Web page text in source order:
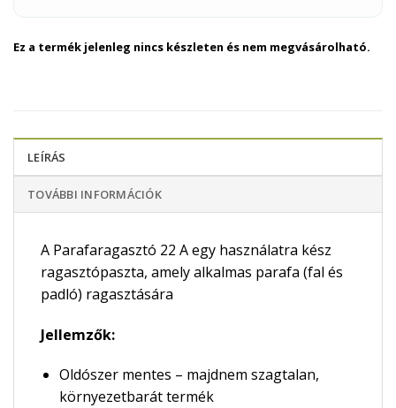
Ez a termék jelenleg nincs készleten és nem megvásárolható.
LEÍRÁS
TOVÁBBI INFORMÁCIÓK
A Parafaragasztó 22 A egy használatra kész
ragasztópaszta, amely alkalmas parafa (fal és
padló) ragasztására
Jellemzők:
Oldószer mentes – majdnem szagtalan,
környezetbarát termék